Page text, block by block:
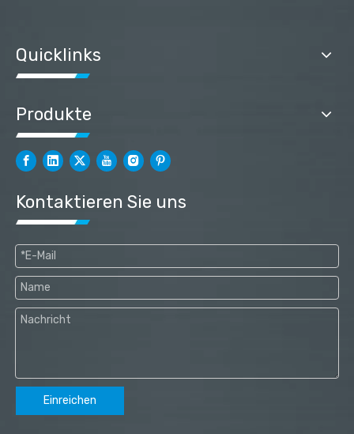
Quicklinks
Produkte
Kontaktieren Sie uns
Einreichen